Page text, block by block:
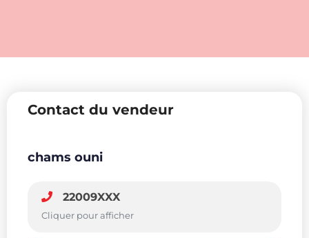
Contact du vendeur
chams ouni
22009XXX
Cliquer pour afficher